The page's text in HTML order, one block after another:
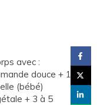
avec :
douce + 1
(bébé)
+ 3 à 5